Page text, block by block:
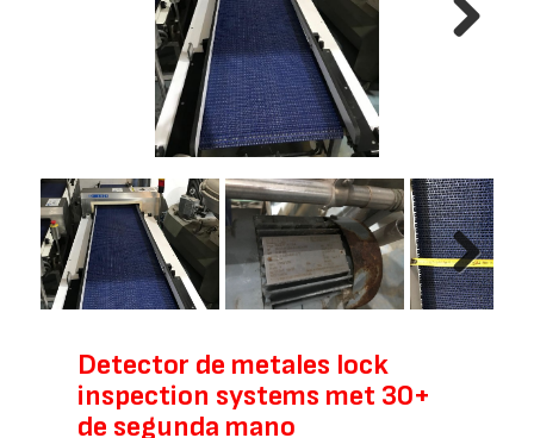
Next
Detector de metales lock
inspection systems met 30+
de segunda mano